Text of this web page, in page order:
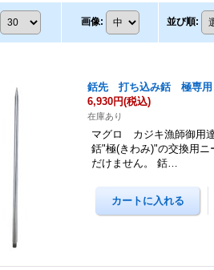
画像: 並び順:
銛先 打ち込み銛 極専用
6,930円(税込)
在庫あり
マグロ カジキ漁師御用
銛"極(きわみ)"の交換用
だけません。 銛…